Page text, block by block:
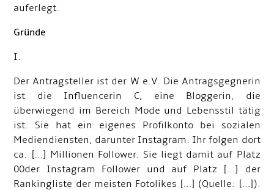
auferlegt.
Gründe
I.
Der Antragsteller ist der W e.V. Die Antragsgegnerin
ist die Influencerin C, eine Bloggerin, die
überwiegend im Bereich Mode und Lebensstil tätig
ist. Sie hat ein eigenes Profilkonto bei sozialen
Mediendiensten, darunter Instagram. Ihr folgen dort
ca. […] Millionen Follower. Sie liegt damit auf Platz
00der Instagram Follower und auf Platz […] der
Rankingliste der meisten Fotolikes […] (Quelle: […]).